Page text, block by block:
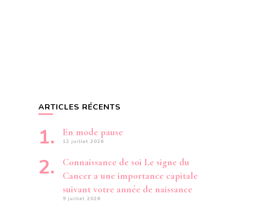
ARTICLES RÉCENTS
En mode pause
12 juillet 2026
Connaissance de soi Le signe du
Cancer a une importance capitale
suivant votre année de naissance
9 juillet 2026